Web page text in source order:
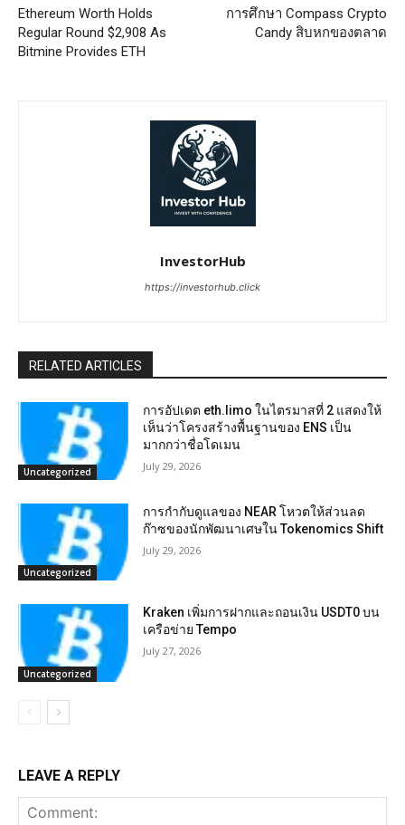
Ethereum Worth Holds
Regular Round $2,908 As
Bitmine Provides ETH
การศึกษา Compass Crypto
Candy สิบหกของตลาด
InvestorHub
https://investorhub.click
RELATED ARTICLES
Uncategorized
การอัปเดต eth.limo ในไตรมาสที่ 2 แสดงให้
เห็นว่าโครงสร้างพื้นฐานของ ENS เป็น
มากกว่าชื่อโดเมน
July 29, 2026
Uncategorized
การกำกับดูแลของ NEAR โหวตให้ส่วนลด
ก๊าซของนักพัฒนาเศษใน Tokenomics Shift
July 29, 2026
Uncategorized
Kraken เพิ่มการฝากและถอนเงิน USDT0 บน
เครือข่าย Tempo
July 27, 2026
LEAVE A REPLY